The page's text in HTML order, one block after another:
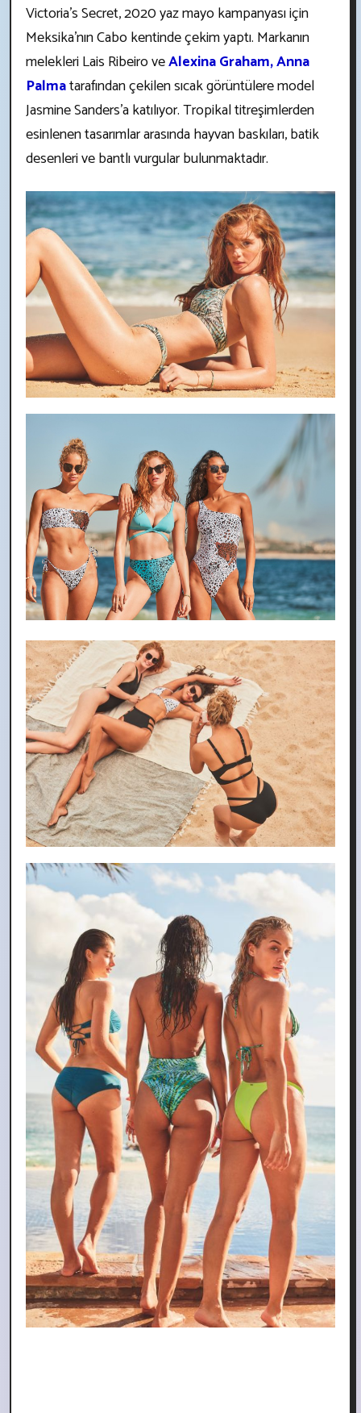
Victoria’s Secret, 2020 yaz mayo kampanyası için
Meksika'nın Cabo kentinde çekim yaptı. Markanın
melekleri Lais Ribeiro veAlexina Graham, Anna
Palmatarafından çekilen sıcak görüntülere model
Jasmine Sanders'a katılıyor. Tropikal titreşimlerden
esinlenen tasarımlar arasında hayvan baskıları, batik
desenleri ve bantlı vurgular bulunmaktadır.